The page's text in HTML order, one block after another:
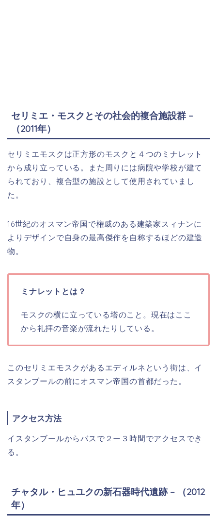
セリミエ・モスクとその社会的複合施設群 –
（2011年）
セリミエモスクは正方形のモスクと４つのミナレット
から成り立っている。また周りには病院や学校が建て
られており、複合型の施設として使用されていまし
た。
16世紀のオスマン帝国で権威のある建築家スィナンに
よりデザインで自身の最高傑作を自称するほどの建造
物。
ミナレットとは？
モスクの横に立っている塔のこと。現在はここ
から礼拝の音楽が流れたりしている。
このセリミエモスクがあるエディルネという街は、イ
スタンブールの前にオスマン帝国の首都だった。
アクセス方法
イスタンブールからバスで２ー３時間でアクセスでき
る。
チャタル・ヒュユクの新石器時代遺跡 – （2012
年）